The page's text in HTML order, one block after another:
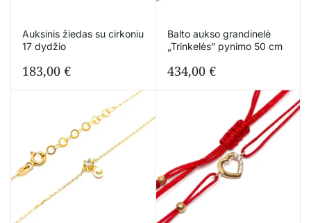
Auksinis žiedas su cirkoniu
17 dydžio
183,00 €
Balto aukso grandinelė
„Trinkelės” pynimo 50 cm
434,00 €